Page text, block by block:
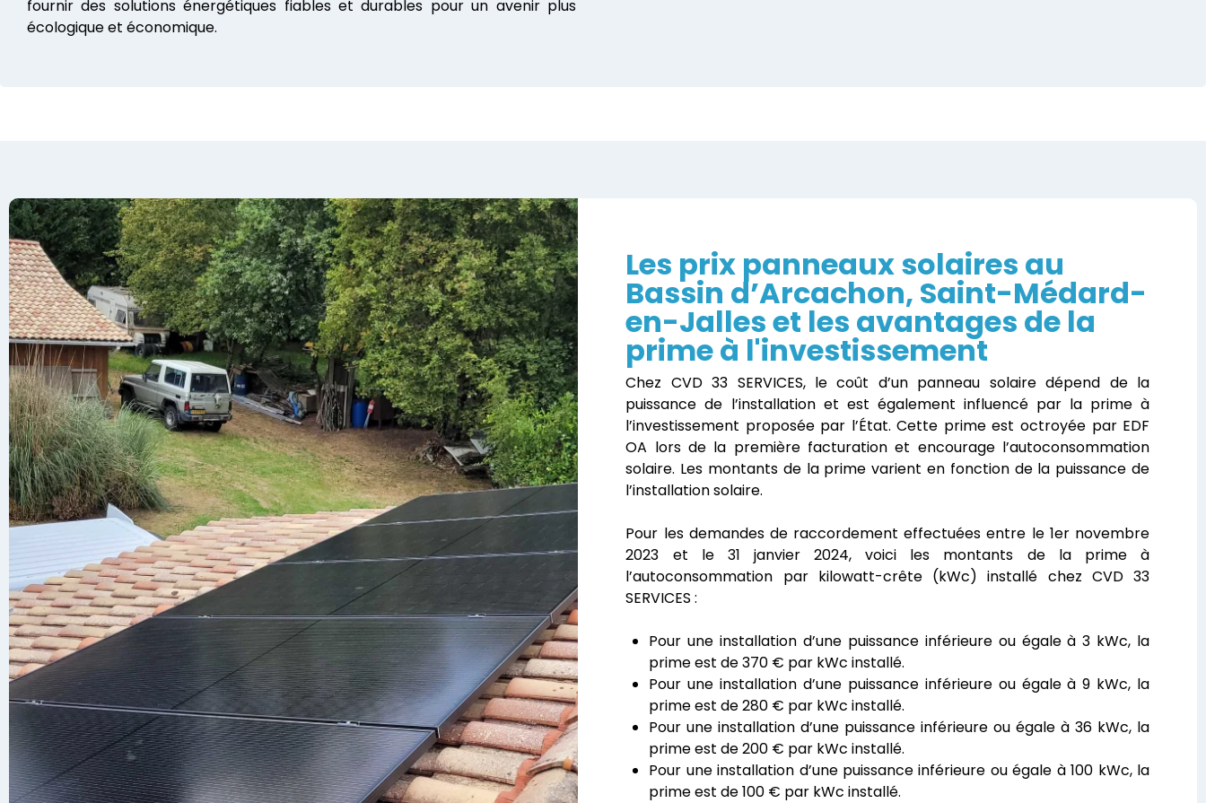
fournir des solutions énergétiques fiables et durables pour un avenir plus
écologique et économique.
Les prix panneaux solaires au
Bassin d’Arcachon, Saint-Médard-
en-Jalles et les avantages de la
prime à l'investissement
Chez CVD 33 SERVICES, le coût d’un panneau solaire dépend de la
puissance de l’installation et est également influencé par la prime à
l’investissement proposée par l’État. Cette prime est octroyée par EDF
OA lors de la première facturation et encourage l’autoconsommation
solaire. Les montants de la prime varient en fonction de la puissance de
l’installation solaire.
Pour les demandes de raccordement effectuées entre le 1er novembre
2023 et le 31 janvier 2024, voici les montants de la prime à
l’autoconsommation par kilowatt-crête (kWc) installé chez CVD 33
SERVICES :
Pour une installation d’une puissance inférieure ou égale à 3 kWc, la
prime est de 370 € par kWc installé.
Pour une installation d’une puissance inférieure ou égale à 9 kWc, la
prime est de 280 € par kWc installé.
Pour une installation d’une puissance inférieure ou égale à 36 kWc, la
prime est de 200 € par kWc installé.
Pour une installation d’une puissance inférieure ou égale à 100 kWc, la
prime est de 100 € par kWc installé.